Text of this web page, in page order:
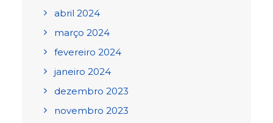
abril 2024
março 2024
fevereiro 2024
janeiro 2024
dezembro 2023
novembro 2023